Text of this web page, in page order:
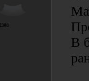
2388
В